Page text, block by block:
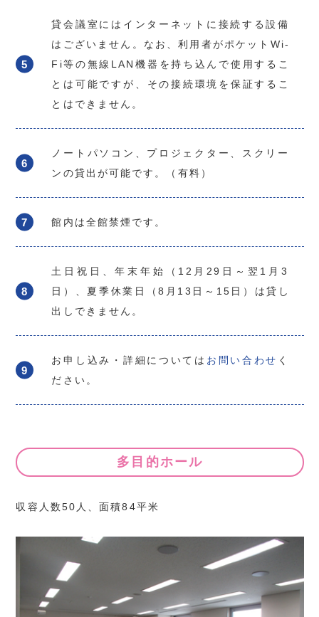
貸会議室にはインターネットに接続する設備
はございません。なお、利用者がポケットWi-
Fi等の無線LAN機器を持ち込んで使用するこ
とは可能ですが、その接続環境を保証するこ
とはできません。
ノートパソコン、プロジェクター、スクリー
ンの貸出が可能です。（有料）
館内は全館禁煙です。
土日祝日、年末年始（12月29日～翌1月3
日）、夏季休業日（8月13日～15日）は貸し
出しできません。
お申し込み・詳細については お問い合わせ く
ださい。
多目的ホール
収容人数50人、面積84平米